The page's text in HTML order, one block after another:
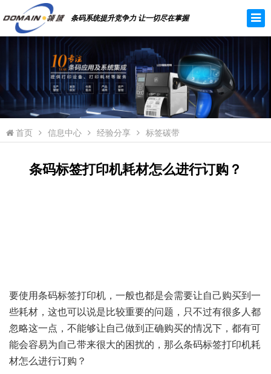
条码系统提升竞争力 让一切尽在掌握
首页 信息中心 经验分享 标签碳带
条码标签打印机耗材怎么进行订购？
要使用条码标签打印机，一般也都是会需要让自己购买到一
些耗材，这也可以说是比较重要的问题，只不过有很多人都
忽略这一点，不能够让自己做到正确购买的情况下，都有可
能会容易为自己带来很大的困扰的，那么条码标签打印机耗
材怎么进行订购？